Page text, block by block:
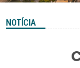
NOTÍCIA